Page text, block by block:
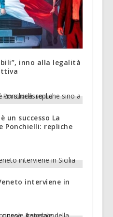
inno alla legalità
un successo La
Ponchielli: repliche
interviene in